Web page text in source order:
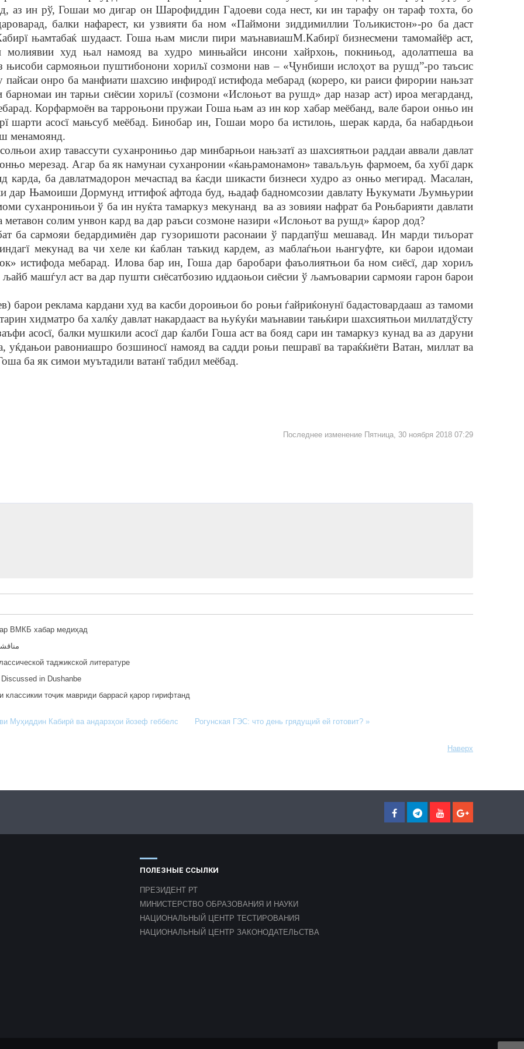
аз ин рў, Гошаи мо дигар он Шарофиддин Гадоеви сода нест, ки ин тарафу он тараф тохта, бо
балки нафарест, ки узвияти ба ном «Паймони зиддимиллии Тољикистон»-ро ба даст
њамтабаќ шудааст. Гоша њам мисли пири маънавиашМ.Кабирї бизнесмени тамомайёр аст,
худ њал намояд ва худро минњайси инсони хайрхоњ, покнињод, адолатпеша ва
њисоби сармояњои пуштибонони хориљї созмони нав – «Ҷунбиши ислоҳот ва рушд”-ро таъсис
онро ба манфиати шахсию инфиродї истифода мебарад (кореро, ки раиси фирории нањзат
ин тарњи сиёсии хориљї (созмони «Ислоњот ва рушд» дар назар аст) ироа мегарданд,
Корфармоён ва тарроњони пружаи Гоша њам аз ин кор хабар меёбанд, вале барои онњо ин
шарти асосї мањсуб меёбад. Бинобар ин, Гошаи моро ба истилоњ, шерак карда, ба набардњои
менамоянд.
ахир тавассути суханронињо дар минбарњои нањзатї аз шахсиятњои раддаи аввали давлат
мерезад. Агар ба як намунаи суханронии «ќањрамонамон» таваљљуњ фармоем, ба хубї дарк
ба давлатмадорон мечаспад ва ќасди шикасти бизнеси худро аз онњо мегирад. Масалан,
дар Њамоиши Дормунд иттифоќ афтода буд, њадаф бадномсозии давлату Њукумати Љумњурии
суханронињои ў ба ин нуќта тамаркуз мекунанд ва аз зовияи нафрат ба Роњбарияти давлати
солим унвон кард ва дар раъси созмоне назири «Ислоњот ва рушд» ќарор дод?
сармояи бедардимиён дар гузоришоти расонаии ў пардапўш мешавад. Ин марди тиљорат
мекунад ва чи хеле ки ќаблан таъкид кардем, аз маблаѓњои њангуфте, ки барои идомаи
истифода мебарад. Илова бар ин, Гоша дар баробари фаъолиятњои ба ном сиёсї, дар хориљ
машѓул аст ва дар пушти сиёсатбозию иддаоњои сиёсии ў љамъоварии сармояи гарон барои
реклама кардани худ ва касби дороињои бо роњи ѓайриќонунї бадастовардааш аз тамоми
хидматро ба халќу давлат накардааст ва њуќуќи маънавии тањќири шахсиятњои миллатдўсту
асосї, балки мушкили асосї дар ќалби Гоша аст ва бояд сари ин тамаркуз кунад ва аз даруни
уќдањои равониашро бозшиносї намояд ва садди роњи пешравї ва тараќќиёти Ватан, миллат ва
ба як симои муътадили ватанї табдил меёбад.
Последнее изменение Пятница, 30 ноября 2018 07:29
ВМКБ хабар медиҳад
таджикской литературе
in Dushanbe
тоҷик мавриди баррасӣ қарор гирифтанд
Муҳиддин Кабирӣ ва андарзҳои йозеф геббелс Рогунская ГЭС: что день грядущий ей готовит? »
Наверх
ПОЛЕЗНЫЕ ССЫЛКИ
ПРЕЗИДЕНТ РТ
МИНИСТЕРСТВО ОБРАЗОВАНИЯ И НАУКИ
НАЦИОНАЛЬНЫЙ ЦЕНТР ТЕСТИРОВАНИЯ
НАЦИОНАЛЬНЫЙ ЦЕНТР ЗАКОНОДАТЕЛЬСТВА